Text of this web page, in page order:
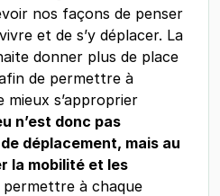
nos façons de penser
et de s’y déplacer. La
donner plus de place
de permettre à
s’approprier
n’est donc pas
déplacement, mais au
la mobilité et les
à chaque